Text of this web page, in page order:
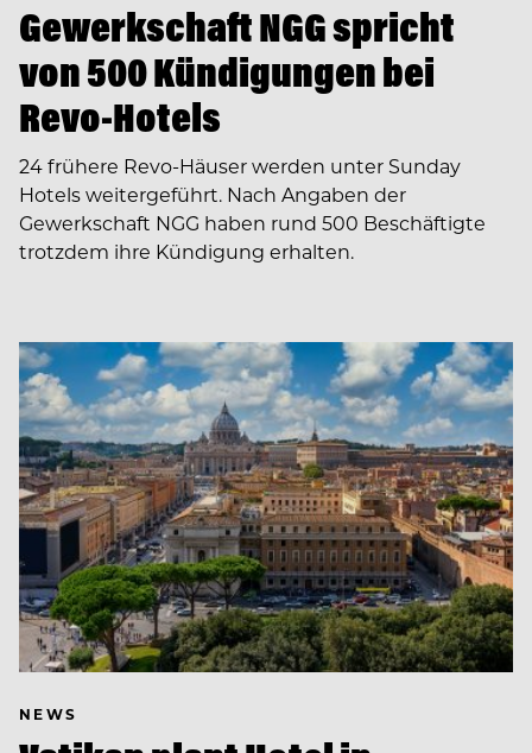
Gewerkschaft NGG spricht
von 500 Kündigungen bei
Revo-Hotels
24 frühere Revo-Häuser werden unter Sunday
Hotels weitergeführt. Nach Angaben der
Gewerkschaft NGG haben rund 500 Beschäftigte
trotzdem ihre Kündigung erhalten.
NEWS